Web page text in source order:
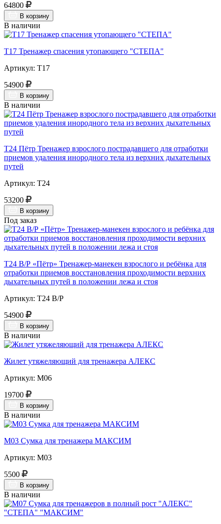
64800
В корзину
В наличии
Т17 Тренажер спасения утопающего "СТЕПА"
Артикул: Т17
54900
В корзину
В наличии
Т24 Пётр Тренажер взрослого пострадавшего для отработки
приемов удаления инородного тела из верхних дыхательных
путей
Артикул: Т24
53200
В корзину
Под заказ
Т24 В/Р «Пётр» Тренажер-манекен взрослого и ребёнка для
отработки приемов восстановления проходимости верхних
дыхательных путей в положении лежа и стоя
Артикул: Т24 В/Р
54900
В корзину
В наличии
Жилет утяжеляющий для тренажера АЛЕКС
Артикул: М06
19700
В корзину
В наличии
М03 Сумка для тренажера МАКСИМ
Артикул: М03
5500
В корзину
В наличии